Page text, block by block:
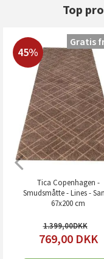
Top
45%
Tica Copenhagen -
Smudsmåtte - Lines -
67x200 cm
1.399,00
769,00 DKK
Gratis